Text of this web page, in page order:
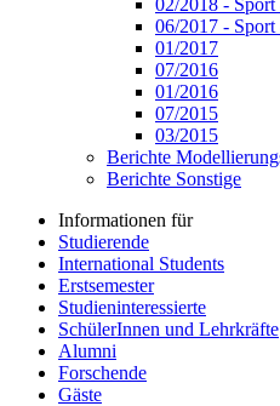
02/2018 -
06/2017 -
01/2017
07/2016
01/2016
07/2015
03/2015
Berichte
Berichte Sonstige
Informationen für
Studierende
International Students
Erstsemester
Studieninteressierte
SchülerInnen und Lehrkräfte
Alumni
Forschende
Gäste